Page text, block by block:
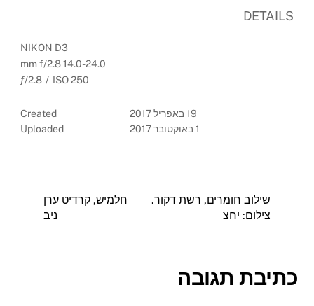
DETAILS
NIKON D3
14.0-24.0 mm f/2.8
ƒ/2.8 / ISO 250
Created
19 באפריל 2017
Uploaded
1 באוקטובר 2017
שילוב חומרים, רשת דקור.
צילום: יחצ
חלמיש, קרדיט ערן
ניב
כתיבת תגובה